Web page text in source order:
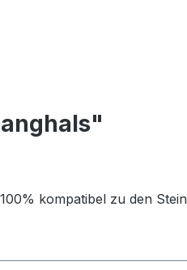
kompatibel zu den